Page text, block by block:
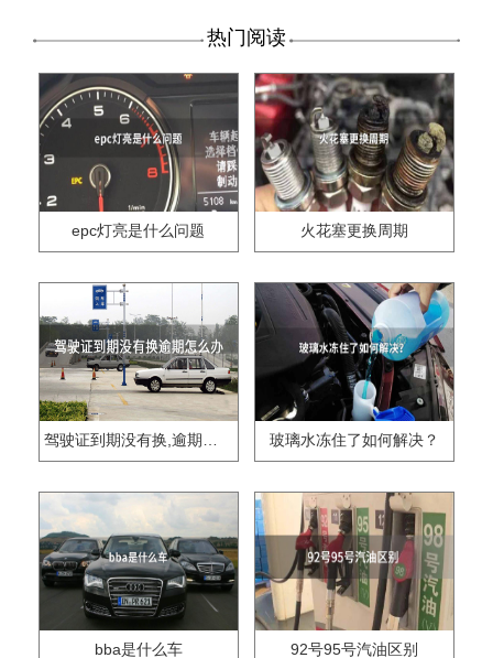
热门阅读
epc灯亮是什么问题 火花塞更换周期
驾驶证到期没有换,逾期怎么办?? 玻璃水冻住了如何解决？
bba是什么车 92号95号汽油区别